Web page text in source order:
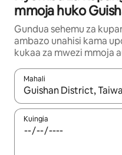
mmoja huko
Gundua sehemu za
ambazo unahisi kama
kukaa za mwezi mmoja
Mahali
Wakati matokeo
Kuingia